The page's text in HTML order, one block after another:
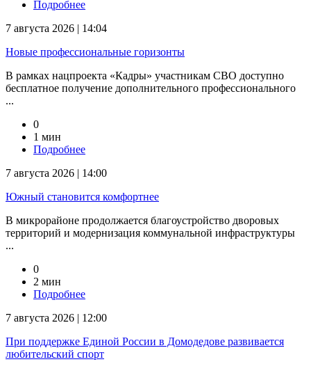
Подробнее
7 августа 2026 | 14:04
Новые профессиональные горизонты
В рамках нацпроекта «Кадры» участникам СВО доступно
бесплатное получение дополнительного профессионального
...
0
1 мин
Подробнее
7 августа 2026 | 14:00
Южный становится комфортнее
В микрорайоне продолжается благоустройство дворовых
территорий и модернизация коммунальной инфраструктуры
...
0
2 мин
Подробнее
7 августа 2026 | 12:00
При поддержке Единой России в Домодедове развивается
любительский спорт